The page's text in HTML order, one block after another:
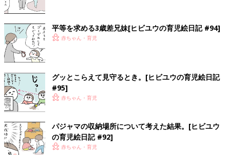
平等を求める3歳差兄妹[ヒビユウの育児絵日記 #94]
赤ちゃん・育児
グッとこらえて見守るとき。[ヒビユウの育児絵日記
#95]
赤ちゃん・育児
パジャマの収納場所について考えた結果。[ヒビユウ
の育児絵日記 #92]
赤ちゃん・育児